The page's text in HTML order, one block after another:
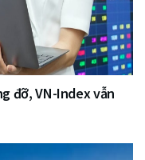
đỡ, VN-Index vẫn